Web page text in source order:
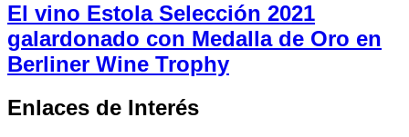
El vino Estola Selección 2021
galardonado con Medalla de Oro en
Berliner Wine Trophy
Enlaces de Interés